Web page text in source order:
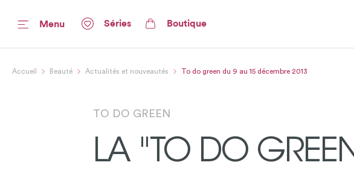
Menu Séries Boutique
Accueil Beauté Actualités et nouveautés To do green du 9 au 15 décembre 2013
TO DO GREEN
LA "TO DO